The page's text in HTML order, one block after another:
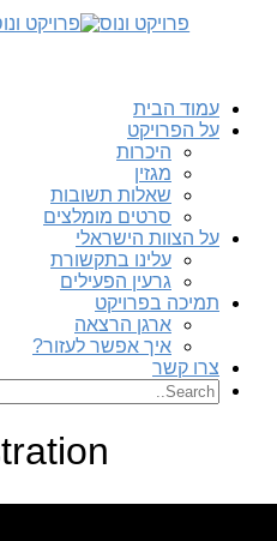
עמוד הבית
על הפרויקט
היכרות
מגזין
שאלות תשובות
סרטים מומלצים
על הצוות הישראלי
עלינו בתקשורת
גרעין הפעילים
תמיכה בפרויקט
ארגן הרצאה
איך אפשר לעזור?
צרו קשר